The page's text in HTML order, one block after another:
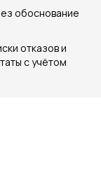
обоснование
отказов и
с учётом